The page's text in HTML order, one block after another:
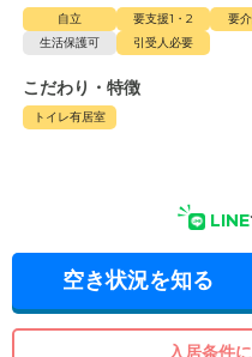
自立 要支援1・2 要
生活保護可
引受人必要
こだわり・特徴
トイレ有居室
LINE
空き状況を知る
入居条件